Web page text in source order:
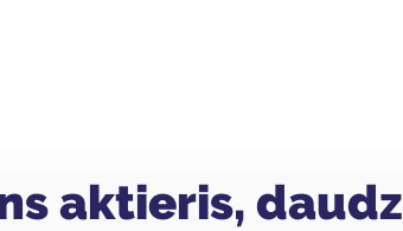
aktieris, daudz